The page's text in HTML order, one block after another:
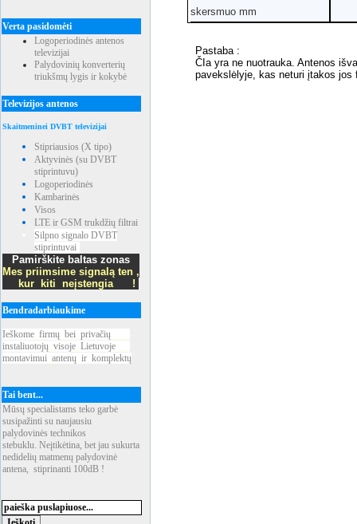
Verta pasidomėti
Logoperiodinės antenos
televizijai
Palydovinių konverterių
triukšmų lygis ir kokybė
Televizijos antenos
Skaitmeninei DVBT televizijai
Stipriausios (X tipo)
Aktyvinės (su DVBT
stiprintuvu)
Logoperiodinės
Kambarinės
Visos
LTE ir GSM trukdžių filtrai
Silpno signalo DVBT
stiprintuvai
Pamirškite baltas zonas
Mes priimsime signalą ten ,
kur kiti neįstengia !
Bendradarbiaukime
Ieškome firmų bei privačių
instaliuotojų visoje Lietuvoje
montavimui antenų ir komplektų
Tai bent...
Mūsų specialistams teko garbė
susipažinti su naujausiu
palydovinės technikos
stebuklu. Neįtikėtina, bet jau sukurta
nedidelių matmenų palydovinė
antena, stiprinanti 100dB !
skersmuo mm
Pastaba :
ČIa yra ne nuotrauka. Antenos
pavekslėlyje, kas neturi įtakos